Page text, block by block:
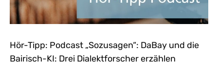
Hör-Tipp: Podcast „Sozusagen“: DaBay und die
Bairisch-KI: Drei Dialektforscher erzählen